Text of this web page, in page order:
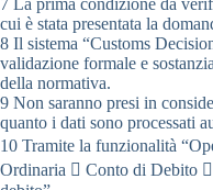
7 La prima condizione da
cui è stata presentata la
8 Il sistema “Customs
validazione formale e
della normativa.
9 Non saranno presi in
quanto i dati sono processati
10 Tramite la funzionalità
Ordinaria  Conto di Debito